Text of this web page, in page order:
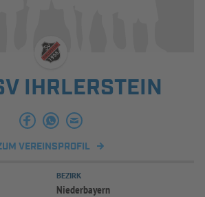
SPIELPLUS
IHRLERSTEIN
VEREINSPROFIL
BEZIRK
Niederbayern